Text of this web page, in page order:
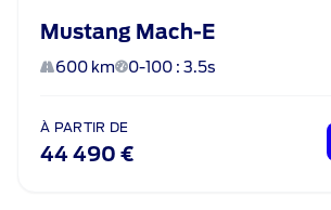
Mustang Mach-E
600 km 0-100 : 3.5s
À PARTIR DE
44 490 €